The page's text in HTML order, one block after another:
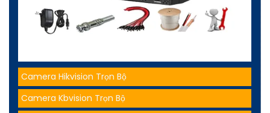
Camera Hikvision Trọn Bộ
Camera Kbvision Trọn Bộ